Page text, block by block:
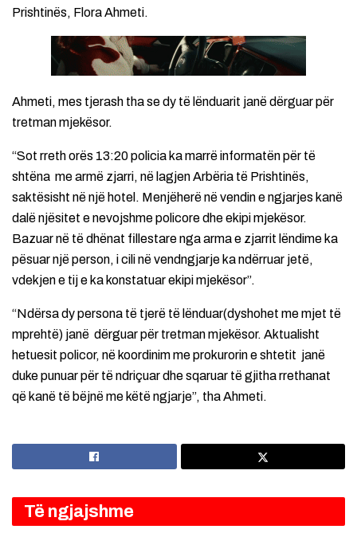
Prishtinës, Flora Ahmeti.
Ahmeti, mes tjerash tha se dy të lënduarit janë dërguar për
tretman mjekësor.
“Sot rreth orës 13:20 policia ka marrë informatën për të
shtëna me armë zjarri, në lagjen Arbëria të Prishtinës,
saktësisht në një hotel. Menjëherë në vendin e ngjarjes kanë
dalë njësitet e nevojshme policore dhe ekipi mjekësor.
Bazuar në të dhënat fillestare nga arma e zjarrit lëndime ka
pësuar një person, i cili në vendngjarje ka ndërruar jetë,
vdekjen e tij e ka konstatuar ekipi mjekësor”.
“Ndërsa dy persona të tjerë të lënduar(dyshohet me mjet të
mprehtë) janë dërguar për tretman mjekësor. Aktualisht
hetuesit policor, në koordinim me prokurorin e shtetit janë
duke punuar për të ndriçuar dhe sqaruar të gjitha rrethanat
që kanë të bëjnë me këtë ngjarje”, tha Ahmeti.
Të ngjajshme